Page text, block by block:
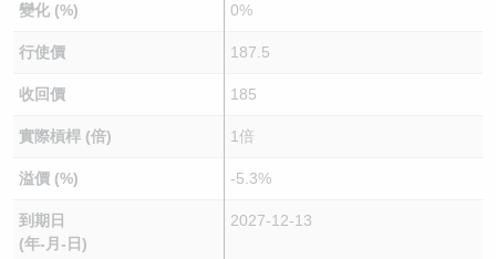
變化 (%) 0%
行使價 187.5
收回價 185
實際槓桿 (倍) 1倍
溢價 (%) -5.3%
到期日
(年-月-日)
2027-12-13